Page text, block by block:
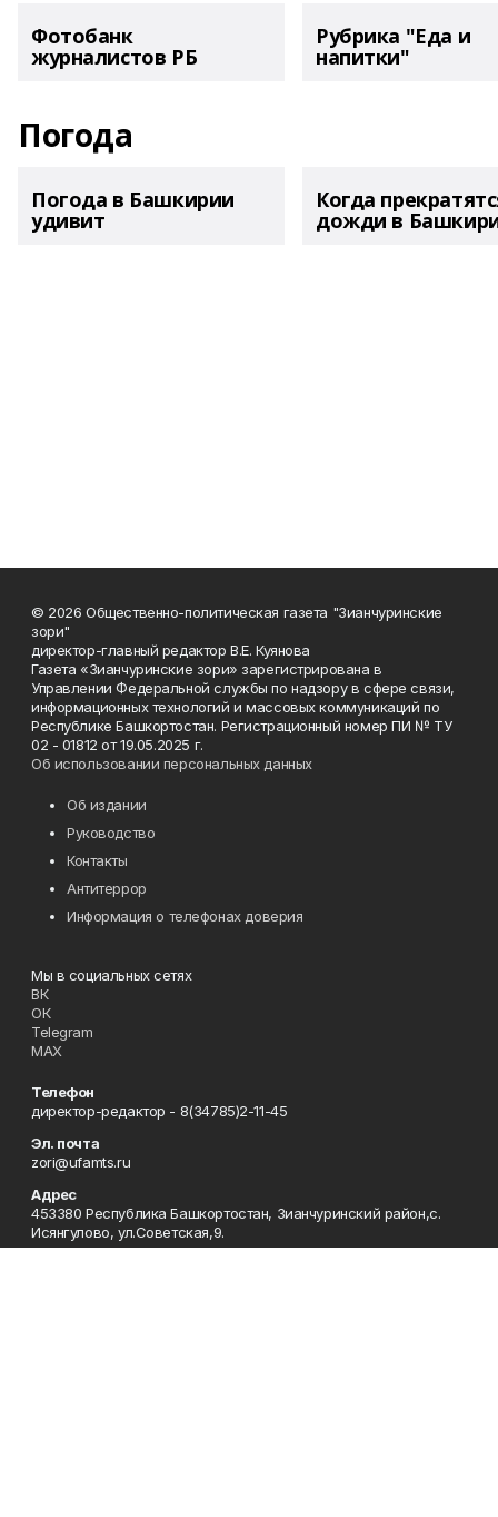
Фотобанк
журналистов РБ
Рубрика "Еда и
напитки"
Погода
Погода в Башкирии
удивит
Когда
дожди в
© 2026 Общественно-политическая газета "Зианчуринские
зори"
директор-главный редактор В.Е. Куянова
Газета «Зианчуринские зори» зарегистрирована в
Управлении Федеральной службы по надзору в сфере связи,
информационных технологий и массовых коммуникаций по
Республике Башкортостан. Регистрационный номер ПИ № ТУ
02 - 01812 от 19.05.2025 г.
Об использовании персональных данных
Об издании
Руководство
Контакты
Антитеррор
Информация о телефонах доверия
Мы в социальных сетях
ВК
ОК
Telegram
MAX
Телефон
директор-редактор - 8(34785)2-11-45
Эл. почта
zori@ufamts.ru
Адрес
453380 Республика Башкортостан, Зианчуринский район,с.
Исянгулово, ул.Советская,9.